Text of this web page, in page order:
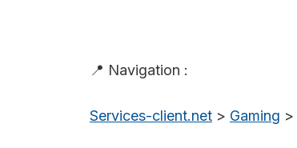
📍 Navigation :
Services-client.net > Gaming >